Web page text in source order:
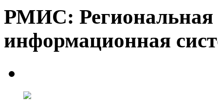
РМИС: Региональная
информационная